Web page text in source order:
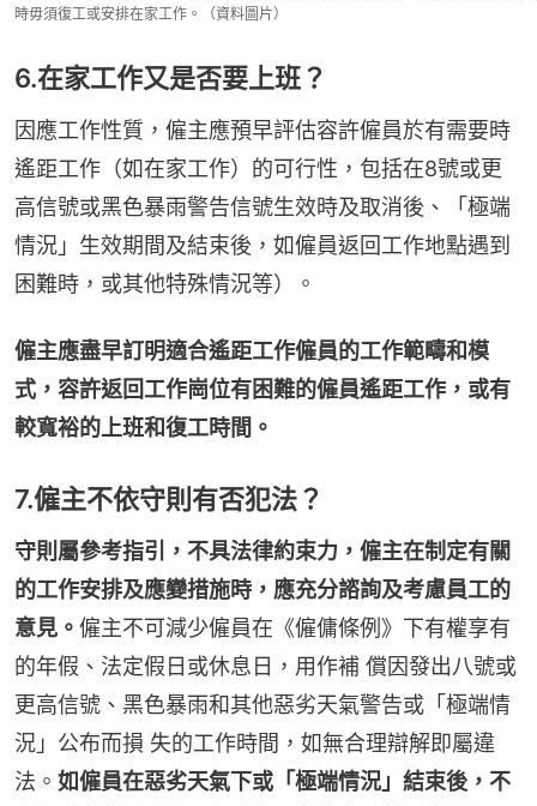
時毋須復工或安排在家工作。（資料圖片）
6.在家工作又是否要上班？
因應工作性質，僱主應預早評估容許僱員於有需要時
遙距工作（如在家工作）的可行性，包括在8號或更
高信號或黑色暴雨警告信號生效時及取消後、「極端
情況」生效期間及結束後，如僱員返回工作地點遇到
困難時，或其他特殊情況等）。
僱主應盡早訂明適合遙距工作僱員的工作範疇和模
式，容許返回工作崗位有困難的僱員遙距工作，或有
較寬裕的上班和復工時間。
7.僱主不依守則有否犯法？
守則屬參考指引，不具法律約束力，僱主在制定有關
的工作安排及應變措施時，應充分諮詢及考慮員工的
意見。 僱主不可減少僱員在《僱傭條例》下有權享有
的年假、法定假日或休息日，用作補 償因發出八號或
更高信號、黑色暴雨和其他惡劣天氣警告或「極端情
況」公布而損 失的工作時間，如無合理辯解即屬違
法。 如僱員在惡劣天氣下或「極端情況」結束後，不